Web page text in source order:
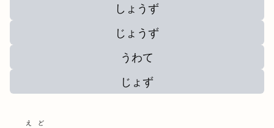
しょうず
じょうず
うわて
じょず
えど